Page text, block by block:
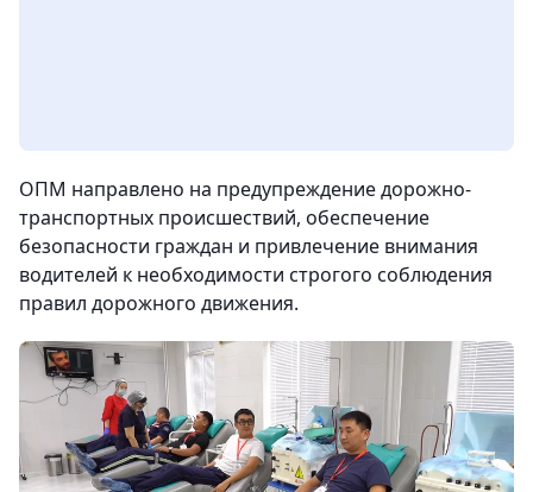
ОПМ направлено на предупреждение дорожно-
транспортных происшествий, обеспечение
безопасности граждан и привлечение внимания
водителей к необходимости строгого соблюдения
правил дорожного движения.